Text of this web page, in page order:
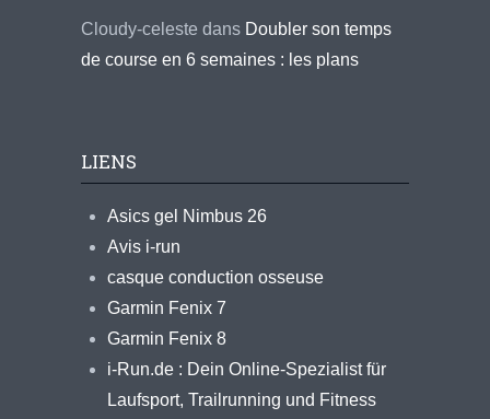
Cloudy-celeste dans Doubler son temps
de course en 6 semaines : les plans
LIENS
Asics gel Nimbus 26
Avis i-run
casque conduction osseuse
Garmin Fenix 7
Garmin Fenix 8
i-Run.de : Dein Online-Spezialist für
Laufsport, Trailrunning und Fitness